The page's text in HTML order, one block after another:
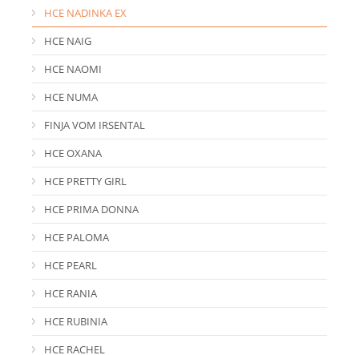
HCE NADINKA EX
HCE NAIG
HCE NAOMI
HCE NUMA
FINJA VOM IRSENTAL
HCE OXANA
HCE PRETTY GIRL
HCE PRIMA DONNA
HCE PALOMA
HCE PEARL
HCE RANIA
HCE RUBINIA
HCE RACHEL